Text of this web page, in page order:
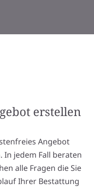
erstellen
Angebot
jedem Fall beraten
alle Fragen die Sie
Ihrer Bestattung